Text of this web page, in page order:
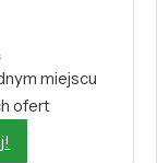
miejscu
ofert